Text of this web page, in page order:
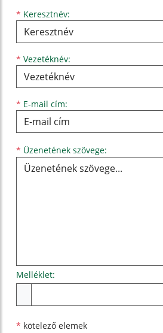
* Keresztnév:
Keresztnév
* Vezetéknév:
Vezetéknév
* E-mail cím:
E-mail cím
* Üzenetének szövege:
Melléklet:
* kötelező elemek